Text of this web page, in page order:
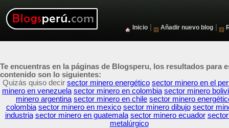
Inicio Añadir nuevo blog
Te encuentras en la páginas de Blogsperu, los resultados para
contenido son lo siguientes:
Quizás quiso decir sector minero energético sector minero en el
minero en venezuela sector minero en colombia sector minero
minero argentina sector minero en chile sector minero
colombia sector minero en mexico sector minero dibujo sector
industria sector minero en guatemala sector minero ecuador
metalúrgico